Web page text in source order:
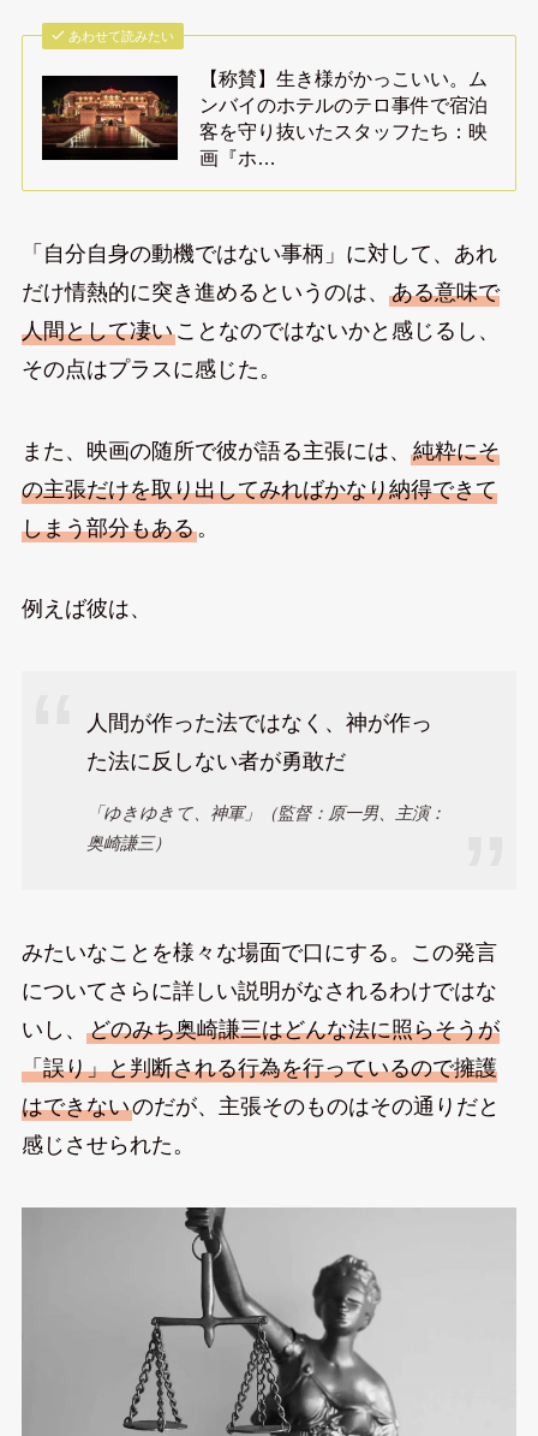
あわせて読みたい
【称賛】生き様がかっこいい。ム
ンバイのホテルのテロ事件で宿泊
客を守り抜いたスタッフたち：映
画『ホ…
「自分自身の動機ではない事柄」に対して、あれ
だけ情熱的に突き進めるというのは、 ある意味で
人間として凄いことなのではないかと感じるし、
その点はプラスに感じた。
また、映画の随所で彼が語る主張には、 純粋にそ
の主張だけを取り出してみればかなり納得できて
しまう部分もある。
例えば彼は、
人間が作った法ではなく、神が作っ
た法に反しない者が勇敢だ
「ゆきゆきて、神軍」（監督：原一男、主演：
奥崎謙三）
みたいなことを様々な場面で口にする。この発言
についてさらに詳しい説明がなされるわけではな
いし、 どのみち奥崎謙三はどんな法に照らそうが
「誤り」と判断される行為を行っているので擁護
はできないのだが、主張そのものはその通りだと
感じさせられた。